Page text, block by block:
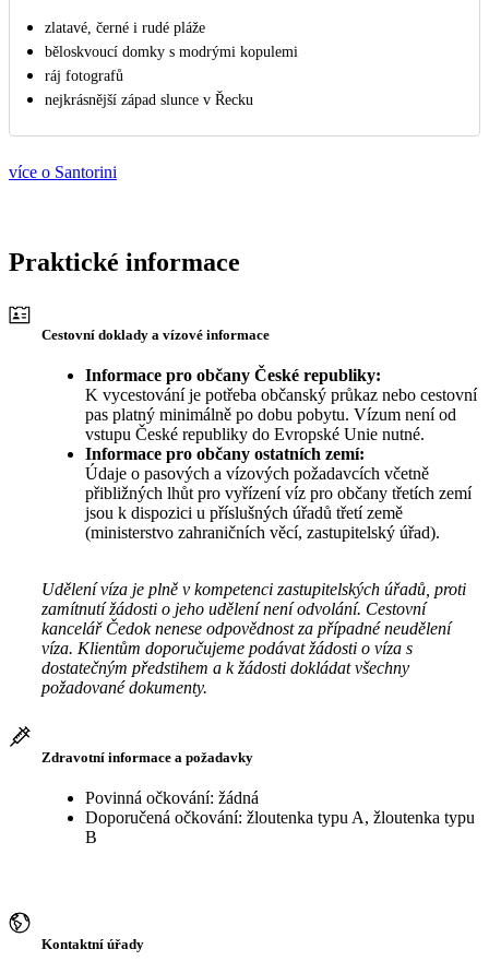
zlatavé, černé i rudé pláže
běloskvoucí domky s modrými kopulemi
ráj fotografů
nejkrásnější západ slunce v Řecku
více o Santorini
Praktické informace
Cestovní doklady a vízové informace
Informace pro občany České republiky:
K vycestování je potřeba občanský průkaz nebo cestovní
pas platný minimálně po dobu pobytu. Vízum není od
vstupu České republiky do Evropské Unie nutné.
Informace pro občany ostatních zemí:
Údaje o pasových a vízových požadavcích včetně
přibližných lhůt pro vyřízení víz pro občany třetích zemí
jsou k dispozici u příslušných úřadů třetí země
(ministerstvo zahraničních věcí, zastupitelský úřad).
Udělení víza je plně v kompetenci zastupitelských úřadů, proti
zamítnutí žádosti o jeho udělení není odvolání. Cestovní
kancelář Čedok nenese odpovědnost za případné neudělení
víza. Klientům doporučujeme podávat žádosti o víza s
dostatečným předstihem a k žádosti dokládat všechny
požadované dokumenty.
Zdravotní informace a požadavky
Povinná očkování: žádná
Doporučená očkování: žloutenka typu A, žloutenka typu
B
Kontaktní úřady